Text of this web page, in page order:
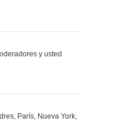
y usted
París, Nueva York,